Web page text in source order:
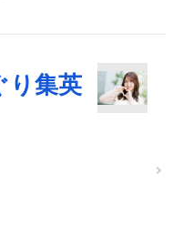
り集英